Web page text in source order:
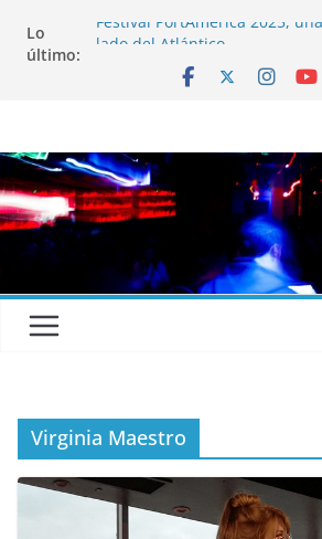
Lo
último:
Festival PortAmérica 2025,
lado del Atlántico
El Atlantic Fest 2025 propone
realmente exquisito
Entrevista a RUMIA
Entrevista a mariagrep
Virginia Maestro